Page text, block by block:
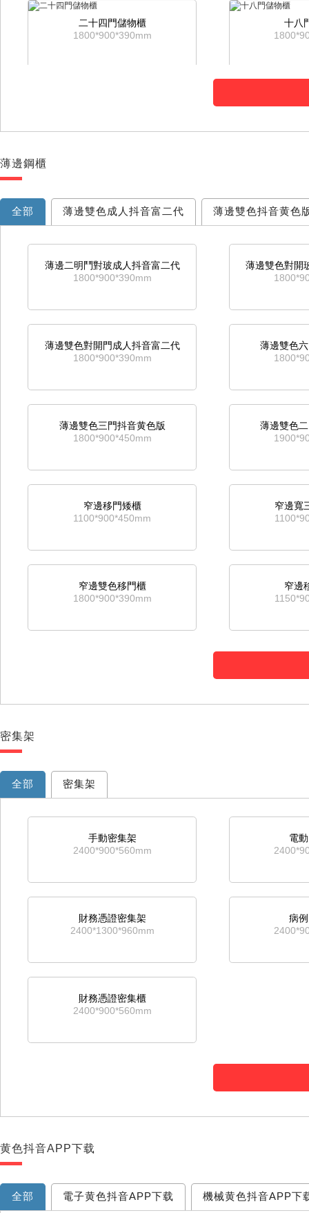
二十四門儲物櫃
1800*900*390mm
十八
三抽卡箱
1015*460*600mm
二
二鬥資料櫃
716*400*600mm
通玻移門
寬通玻移門成人抖音富二代
1800*1180*390mm
寬中六鬥移
通鐵移門成人抖音富二代
1800*900*390mm
移
四鬥矮櫃
690*800*420mm
移
薄邊鋼櫃
全部 薄邊雙色成人抖音富二代 薄邊雙色抖音黄色
薄邊二明鬥對玻成人抖音富二代
1800*900*390mm
薄邊雙色對開
薄邊雙色對開門成人抖音富二代
1800*900*390mm
薄邊雙色
薄邊雙色三門抖音黄色版
1800*900*450mm
薄邊雙色
窄邊移門矮櫃
1100*900*450mm
窄邊寬
窄邊雙色移門櫃
1800*900*390mm
窄邊
密集架
全部 密集架
手動密集架
2400*900*560mm
電
財務憑證密集架
2400*1300*960mm
病
財務憑證密集櫃
2400*900*560mm
黄色抖音APP下载
全部 電子黄色抖音APP下载 機械黄色抖音APP下